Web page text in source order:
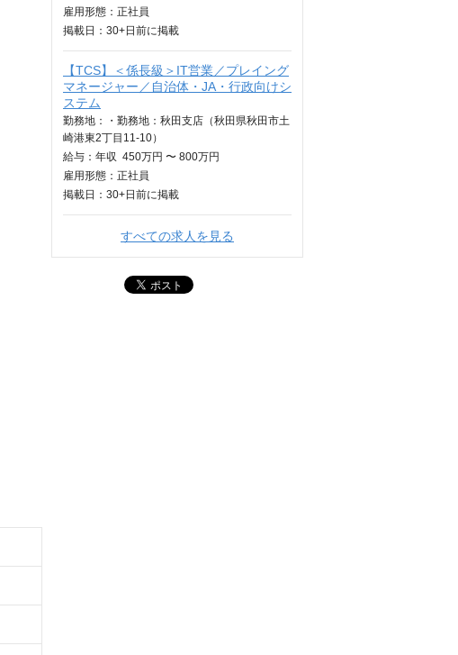
雇用形態：正社員
掲載日： 30+日 前に掲載
【TCS】＜係長級＞IT営業／プレイング
マネージャー／自治体・JA・行政向けシ
ステム
勤務地：・勤務地：秋田支店（秋田県秋田市土
崎港東2丁目11-10）
給与： 年収 450万円 〜 800万円
雇用形態：正社員
掲載日： 30+日 前に掲載
すべての求人を見る